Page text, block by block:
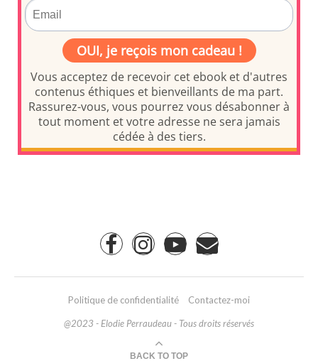
Politique de confidentialité Contactez-moi
@2023 - Elodie Perraudeau - Tous droits réservés
BACK TO TOP